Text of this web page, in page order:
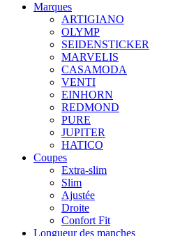
Marques
ARTIGIANO
OLYMP
SEIDENSTICKER
MARVELIS
CASAMODA
VENTI
EINHORN
REDMOND
PURE
JUPITER
HATICO
Coupes
Extra-slim
Slim
Ajustée
Droite
Confort Fit
Longueur des manches